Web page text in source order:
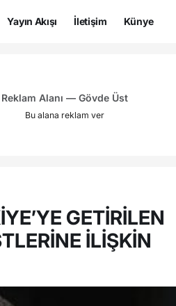
Yayın Akışı İletişim Künye
Reklam Alanı — Gövde Üst
Bu alana reklam ver
GETİRİLEN
İLİŞKİN